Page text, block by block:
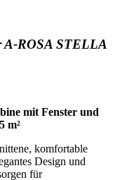
A-ROSA STELLA
mit Fenster und
m²
komfortable
Design und
für